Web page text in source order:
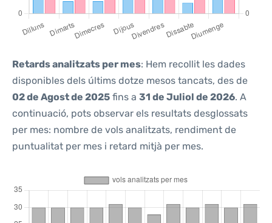
Retards analitzats per mes: Hem recollit les dades
disponibles dels últims dotze mesos tancats, des de
02 de Agost de 2025 fins a 31 de Juliol de 2026. A
continuació, pots observar els resultats desglossats
per mes: nombre de vols analitzats, rendiment de
puntualitat per mes i retard mitjà per mes.